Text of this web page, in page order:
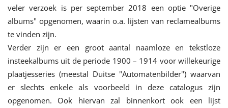
veler verzoek is per september 2018 een optie "Overige
albums" opgenomen, waarin o.a. lijsten van reclamealbums
te vinden zijn.
Verder zijn er een groot aantal naamloze en tekstloze
insteekalbums uit de periode 1900 – 1914 voor willekeurige
plaatjesseries (meestal Duitse "Automatenbilder") waarvan
er slechts enkele als voorbeeld in deze catalogus zijn
opgenomen. Ook hiervan zal binnenkort ook een lijst